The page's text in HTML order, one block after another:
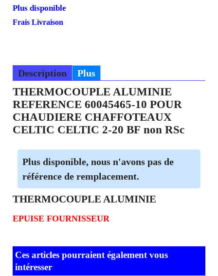
Plus disponible
Frais Livraison
Description Plus
THERMOCOUPLE ALUMINIE
REFERENCE 60045465-10 POUR
CHAUDIERE CHAFFOTEAUX
CELTIC CELTIC 2-20 BF non RSc
Plus disponible, nous n'avons pas de
référence de remplacement.
THERMOCOUPLE ALUMINIE
EPUISE FOURNISSEUR
Ces articles pourraient également vous
intéresser